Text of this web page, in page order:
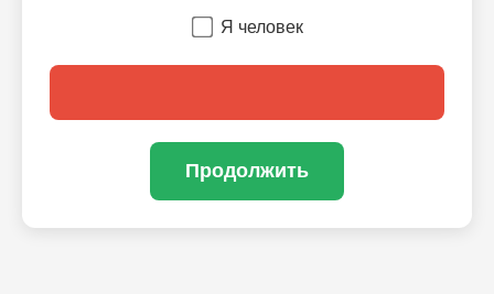
Я человек
Продолжить